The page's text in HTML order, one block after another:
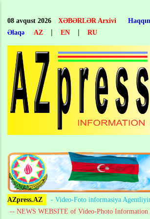
main
content
08 avqust 2026 XƏBƏRLƏR Arxivi
Əlaqə
AZ | EN | RU
AZpress.AZ
- Video-Foto informasiya
-- NEWS WEBSITE of Video-Photo Information